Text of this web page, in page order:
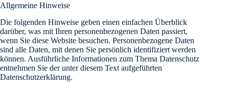
Allgemeine Hinweise
Die folgenden Hinweise geben einen einfachen Überblick
darüber, was mit Ihren personenbezogenen Daten passiert,
wenn Sie diese Website besuchen. Personenbezogene Daten
sind alle Daten, mit denen Sie persönlich identifiziert werden
können. Ausführliche Informationen zum Thema Datenschutz
entnehmen Sie der unter diesem Text aufgeführten
Datenschutzerklärung.